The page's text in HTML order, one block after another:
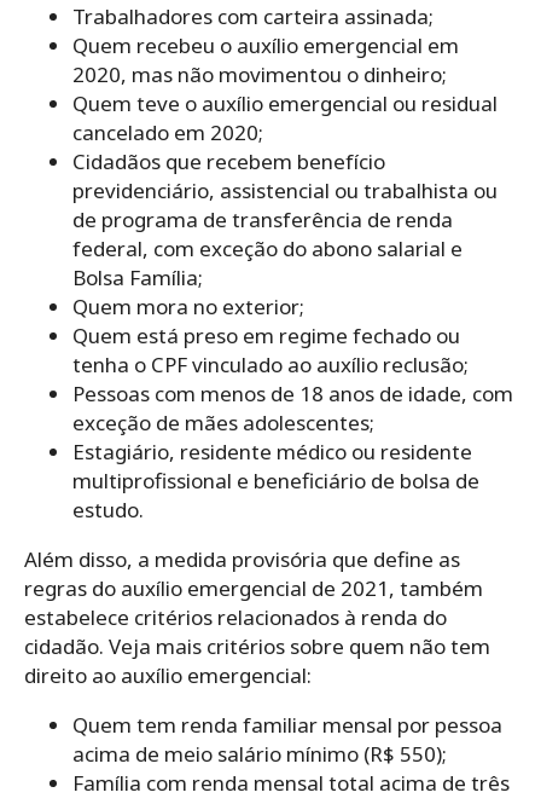
Trabalhadores com carteira assinada;
Quem recebeu o auxílio emergencial em
2020, mas não movimentou o dinheiro;
Quem teve o auxílio emergencial ou residual
cancelado em 2020;
Cidadãos que recebem benefício
previdenciário, assistencial ou trabalhista ou
de programa de transferência de renda
federal, com exceção do abono salarial e
Bolsa Família;
Quem mora no exterior;
Quem está preso em regime fechado ou
tenha o CPF vinculado ao auxílio reclusão;
Pessoas com menos de 18 anos de idade, com
exceção de mães adolescentes;
Estagiário, residente médico ou residente
multiprofissional e beneficiário de bolsa de
estudo.
Além disso, a medida provisória que define as
regras do auxílio emergencial de 2021, também
estabelece critérios relacionados à renda do
cidadão. Veja mais critérios sobre quem não tem
direito ao auxílio emergencial:
Quem tem renda familiar mensal por pessoa
acima de meio salário mínimo (R$ 550);
Família com renda mensal total acima de três